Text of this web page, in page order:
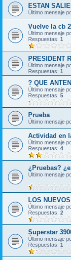
ESTAN
Último mensaje
Vuelve la cb
Último mensaje
Respuestas: 1
PRESIDENT
Último mensaje
Respuestas: 1
? QUE
Último mensaje
Respuestas: 5
Prueba
Último mensaje
Actividad en
Último mensaje
Respuestas: 4
¿Pruebas?
Último mensaje
LOS
Último mensaje
Respuestas: 2
Superstar
Último mensaje
Respuestas: 1